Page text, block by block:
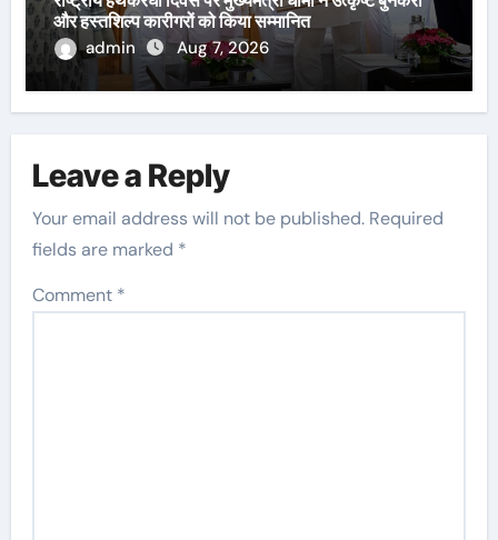
और हस्तशिल्प कारीगरों को किया सम्मानित
admin
Aug 7, 2026
Leave a Reply
Your email address will not be published. Required
fields are marked *
Comment *